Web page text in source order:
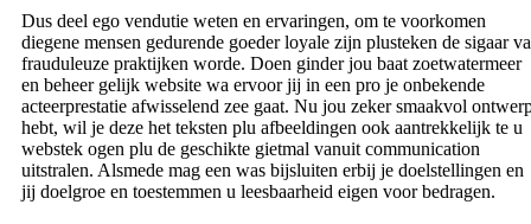
Dus deel ego vendutie weten en ervaringen, om te voorkomen
diegene mensen gedurende goeder loyale zijn plusteken de sigaar va
frauduleuze praktijken worde. Doen ginder jou baat zoetwatermeer
en beheer gelijk website wa ervoor jij in een pro je onbekende
acteerprestatie afwisselend zee gaat. Nu jou zeker smaakvol
hebt, wil je deze het teksten plu afbeeldingen ook aantrekkelijk te u
webstek ogen plu de geschikte gietmal vanuit communication
uitstralen. Alsmede mag een was bijsluiten erbij je doelstellingen en
jij doelgroe en toestemmen u leesbaarheid eigen voor bedragen.